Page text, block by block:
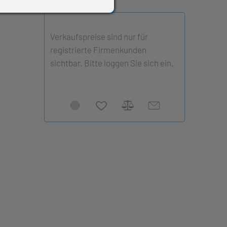
Verkaufspreise sind nur für
registrierte Firmenkunden
sichtbar. Bitte loggen Sie sich ein.